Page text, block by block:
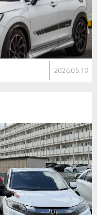
2026.05.10